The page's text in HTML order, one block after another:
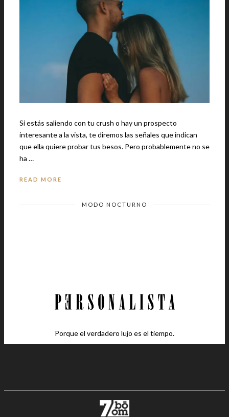
Si estás saliendo con tu crush o hay un prospecto
interesante a la vista, te diremos las señales que indican
que ella quiere probar tus besos. Pero probablemente no se
ha …
READ MORE
MODO NOCTURNO
Porque el verdadero lujo es el tiempo.